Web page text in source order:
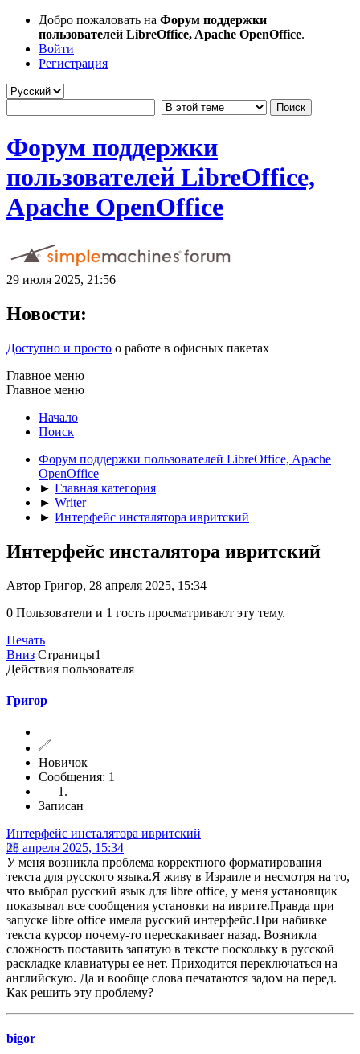
Добро пожаловать на Форум поддержки
пользователей LibreOffice, Apache OpenOffice.
Войти
Регистрация
Форум поддержки
пользователей LibreOffice,
Apache OpenOffice
29 июля 2025, 21:56
Новости:
Доступно и просто о работе в офисных пакетах
Главное меню
Главное меню
Начало
Поиск
Форум поддержки пользователей LibreOffice, Apache
OpenOffice
► Главная категория
► Writer
► Интерфейс инсталятора ивритский
Интерфейс инсталятора ивритский
Автор Григор, 28 апреля 2025, 15:34
0 Пользователи и 1 гость просматривают эту тему.
Печать
Вниз Страницы1
Действия пользователя
Григор
Новичок
Сообщения: 1
Записан
Интерфейс инсталятора ивритский
28 апреля 2025, 15:34
У меня возникла проблема корректного форматирования
текста для русского языка.Я живу в Израиле и несмотря на то,
что выбрал русский язык для libre office, у меня установщик
показывал все сообщения установки на иврите.Правда при
запуске libre office имела русский интерфейс.При набивке
текста курсор почему-то перескакивает назад. Возникла
сложность поставить запятую в тексте поскольку в русской
раскладке клавиатуры ее нет. Приходится переключаться на
английскую. Да и вообще слова печатаются задом на перед.
Как решить эту проблему?
bigor